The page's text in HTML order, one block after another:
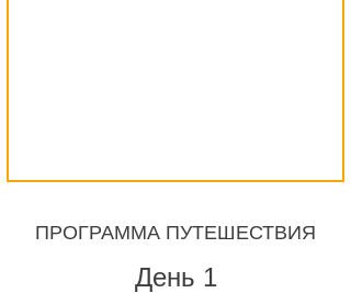
ПРОГРАММА ПУТЕШЕСТВИЯ
День 1